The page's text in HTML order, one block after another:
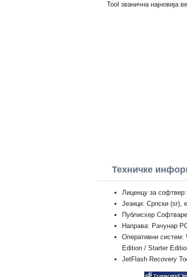
Tool званична најновија
Техничке
Лиценцу за
Језици: Српски (sr),
Публисхер
Направа: Рачунар
Оперативни
Edition / Starter
JetFlash Recovery